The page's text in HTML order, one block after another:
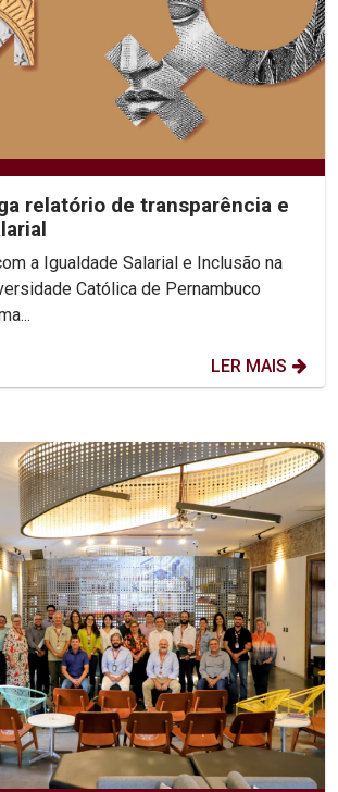
relatório de transparência e
a Igualdade Salarial e Inclusão na
LER MAIS